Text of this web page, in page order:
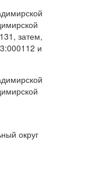
затем,
и
округ